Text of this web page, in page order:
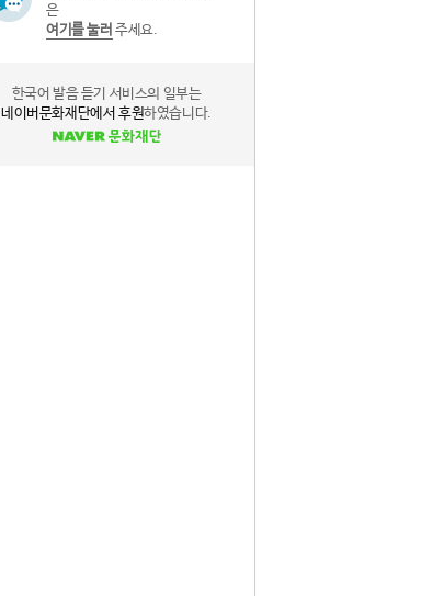
은
여기를 눌러 주세요.
한국어 발음 듣기 서비스의 일부는
네이버문화재단에서 후원하였습니다.